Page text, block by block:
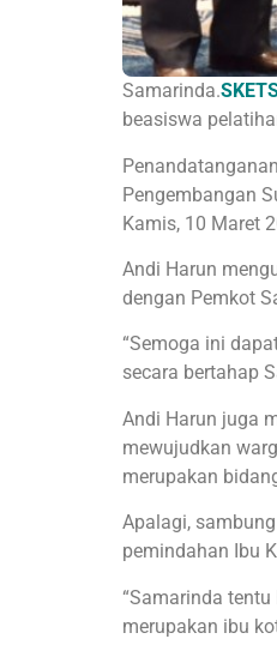
Samarinda.
beasiswa
Pengembangan
Kamis, 10 Maret
Andi Harun
dengan Pemkot
“Semoga ini
secara bertahap
Andi Harun juga
mewujudkan
merupakan
Apalagi,
pemindahan Ibu
“Samarinda
merupakan ibu